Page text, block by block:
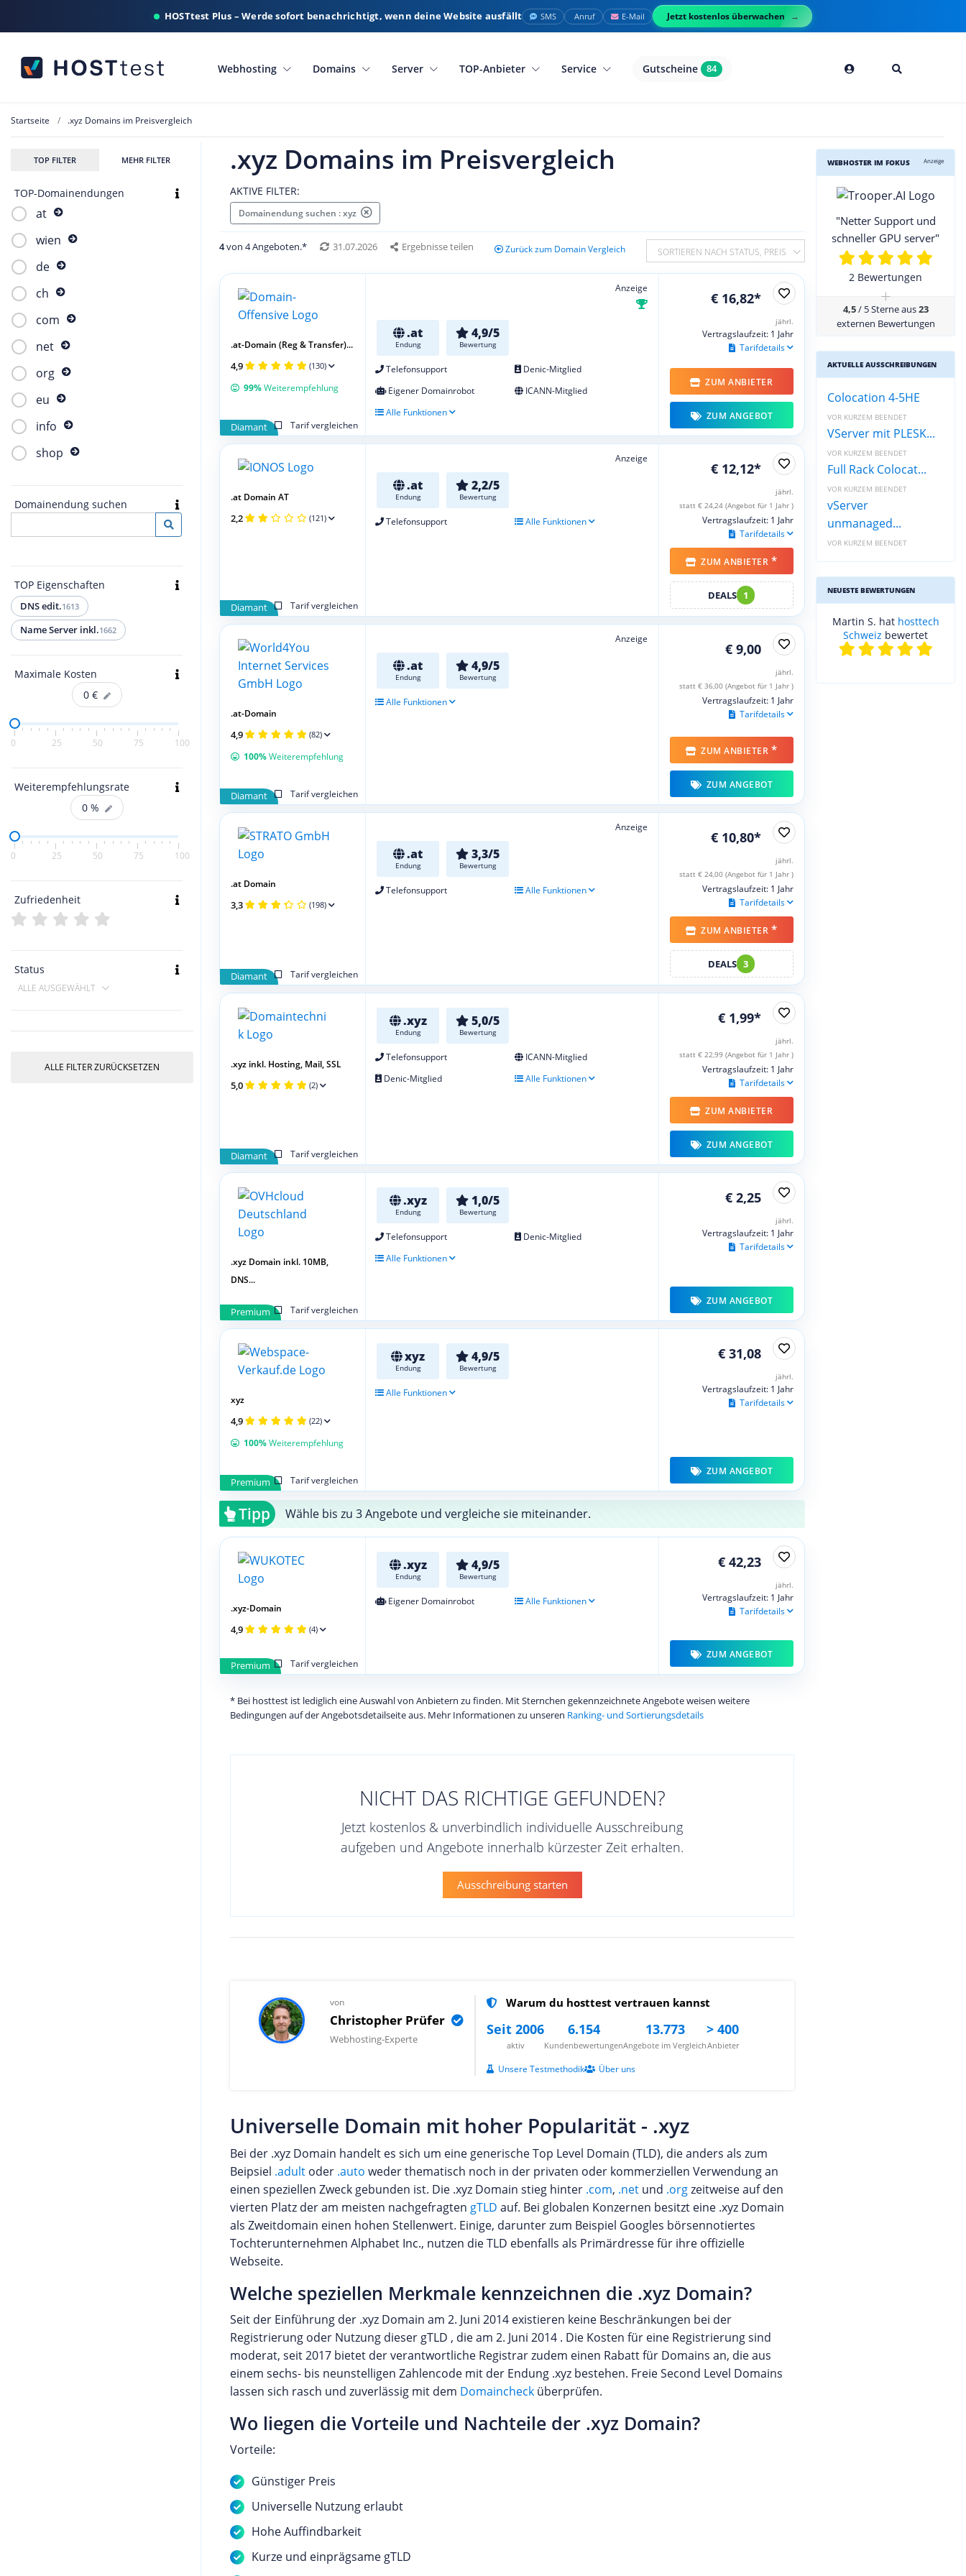
HOSTtest Plus – Werde sofort benachrichtigt, wenn deine Website ausfällt SMS Anruf E-Mail Jetzt kostenlos überwachen
Webhosting Domains Server TOP-Anbieter Service Gutscheine 84
Startseite .xyz Domains im Preisvergleich
TOP FILTER MEHR FILTER
TOP-Domainendungen
at
wien
de
ch
com
net
org
eu
info
shop
Domainendung suchen
TOP Eigenschaften
DNS edit.1613
Name Server inkl.1662
Maximale Kosten
0 €
0 25 50 75 100
Weiterempfehlungsrate
0 %
0 25 50 75 100
Zufriedenheit
Status
ALLE AUSGEWÄHLT
ALLE FILTER ZURÜCKSETZEN
.xyz Domains im Preisvergleich
AKTIVE FILTER:
Domainendung suchen : xyz
4von 4 Angeboten.* 31.07.2026 Ergebnisse teilen Zurück zum Domain Vergleich SORTIEREN NACH STATUS, PREIS
Anzeige
.at
Endung
4,9/5
Bewertung
Telefonsupport
Denic-Mitglied
Eigener Domainrobot
ICANN-Mitglied
Alle Funktionen
Diamant
Tarif vergleichen
.at-Domain (Reg & Transfer)...
4,9 (130)
99%Weiterempfehlung
€ 16,82*
jährl.
Vertragslaufzeit: 1 Jahr
Tarifdetails
ZUM ANBIETER
ZUM ANGEBOT
Anzeige
.at
Endung
2,2/5
Bewertung
Telefonsupport Alle Funktionen
Diamant Tarif vergleichen
.at Domain AT
2,2 (121)
€ 12,12*
jährl.
statt € 24,24 (Angebot für 1 Jahr )
Vertragslaufzeit: 1 Jahr
Tarifdetails
ZUM ANBIETER *
DEALS 1
Anzeige
.at
Endung
4,9/5
Bewertung
Alle Funktionen
Diamant Tarif vergleichen
.at-Domain
4,9 (82)
100%Weiterempfehlung
€ 9,00
jährl.
statt € 36,00 (Angebot für 1 Jahr )
Vertragslaufzeit: 1 Jahr
Tarifdetails
ZUM ANBIETER *
ZUM ANGEBOT
Anzeige
.at
Endung
3,3/5
Bewertung
Telefonsupport Alle Funktionen
Diamant Tarif vergleichen
.at Domain
3,3 (198)
€ 10,80*
jährl.
statt € 24,00 (Angebot für 1 Jahr )
Vertragslaufzeit: 1 Jahr
Tarifdetails
ZUM ANBIETER *
DEALS 3
.xyz
Endung
5,0/5
Bewertung
Telefonsupport
ICANN-Mitglied
Denic-Mitglied
Alle Funktionen
Diamant Tarif vergleichen
.xyz inkl. Hosting, Mail, SSL
5,0 (2)
€ 1,99*
jährl.
statt € 22,99 (Angebot für 1 Jahr )
Vertragslaufzeit: 1 Jahr
Tarifdetails
ZUM ANBIETER
ZUM ANGEBOT
.xyz
Endung
1,0/5
Bewertung
Telefonsupport
Denic-Mitglied
Alle Funktionen
Premium Tarif vergleichen
.xyz Domain inkl. 10MB,
DNS...
€ 2,25
jährl.
Vertragslaufzeit: 1 Jahr
Tarifdetails
ZUM ANGEBOT
xyz
Endung
4,9/5
Bewertung
Alle Funktionen
Premium Tarif vergleichen
xyz
4,9 (22)
100%Weiterempfehlung
€ 31,08
jährl.
Vertragslaufzeit: 1 Jahr
Tarifdetails
ZUM ANGEBOT
Tipp Wähle bis zu 3 Angebote und vergleiche sie miteinander.
.xyz
Endung
4,9/5
Bewertung
Eigener Domainrobot Alle Funktionen
Premium Tarif vergleichen
.xyz-Domain
4,9 (4)
€ 42,23
jährl.
Vertragslaufzeit: 1 Jahr
Tarifdetails
ZUM ANGEBOT
* Bei hosttest ist lediglich eine Auswahl von Anbietern zu finden. Mit Sternchen gekennzeichnete Angebote weisen weitere
Bedingungen auf der Angebotsdetailseite aus. Mehr Informationen zu unseren Ranking- und Sortierungsdetails
NICHT DAS RICHTIGE GEFUNDEN?
Jetzt kostenlos & unverbindlich individuelle Ausschreibung
aufgeben und Angebote innerhalb kürzester Zeit erhalten.
Ausschreibung starten
von
Christopher Prüfer
Webhosting-Experte
Warum du hosttest vertrauen kannst
Seit 2006
aktiv
6.154
Kundenbewertungen
13.773
Angebote im Vergleich
> 400
Anbieter
Unsere Testmethodik Über uns
Universelle Domain mit hoher Popularität - .xyz
Bei der .xyz Domain handelt es sich um eine generische Top Level Domain (TLD), die anders als zum
Beipsiel .adult oder .auto weder thematisch noch in der privaten oder kommerziellen Verwendung an
einen speziellen Zweck gebunden ist. Die .xyz Domain stieg hinter .com, .net und .orgzeitweise auf den
vierten Platz der am meisten nachgefragten gTLD auf. Bei globalen Konzernen besitzt eine .xyz Domain
als Zweitdomain einen hohen Stellenwert. Einige, darunter zum Beispiel Googles börsennotiertes
Tochterunternehmen Alphabet Inc., nutzen die TLD ebenfalls als Primärdresse für ihre offizielle
Webseite.
Welche speziellen Merkmale kennzeichnen die .xyz Domain?
Seit der Einführung der .xyz Domain am 2. Juni 2014 existieren keine Beschränkungen bei der
Registrierung oder Nutzung dieser gTLD , die am 2. Juni 2014 . Die Kosten für eine Registrierung sind
moderat, seit 2017 bietet der verantwortliche Registrar zudem einen Rabatt für Domains an, die aus
einem sechs- bis neunstelligen Zahlencode mit der Endung .xyz bestehen. Freie Second Level Domains
lassen sich rasch und zuverlässig mit dem Domaincheck überprüfen.
Wo liegen die Vorteile und Nachteile der .xyz Domain?
Vorteile:
Günstiger Preis
Universelle Nutzung erlaubt
Hohe Auffindbarkeit
Kurze und einprägsame gTLD
WEBHOSTER IM FOKUS Anzeige
"Netter Support und
schneller GPU server"
2 Bewertungen
+
4,5/ 5 Sterne aus23
externen Bewertungen
AKTUELLE AUSSCHREIBUNGEN
Colocation 4-5HE
VOR KURZEM BEENDET
VServer mit PLESK...
VOR KURZEM BEENDET
Full Rack Colocat...
VOR KURZEM BEENDET
vServer
unmanaged...
VOR KURZEM BEENDET
NEUESTE BEWERTUNGEN
Martin S. hat hosttech
Schweiz bewertet